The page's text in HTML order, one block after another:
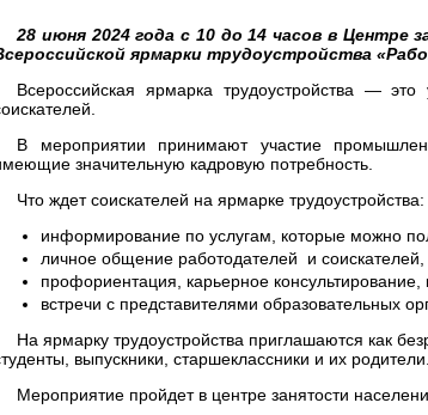
28 июня 2024 года с 10 до 14 часов в
ярмарки трудоустройства
Всероссийская ярмарка трудоустройства —
В мероприятии принимают участие
значительную кадровую потребность.
Что ждет соискателей на ярмарке трудоустройства:
информирование по услугам, которые можно
личное общение работодателей и
профориентация, карьерное консультирование,
встречи с представителями образовательных
На ярмарку трудоустройства приглашаются как
выпускники, старшеклассники и их родители.
Мероприятие пройдет в центре занятости